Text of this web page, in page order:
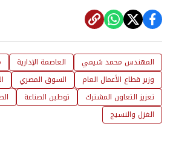
المهندس محمد شيمي العاصمة الإدارية
وزير قطاع الأعمال العام
السوق المصري
تعزيز التعاون المشترك
توطين الصناعة
الغزل والنسيج